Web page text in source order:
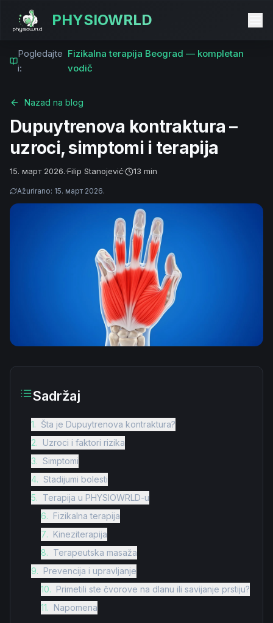
PHYSIOWRLD
Pogledajte
i:
Fizikalna terapija Beograd — kompletan
vodič
Nazad na blog
Dupuytrenova kontraktura –
uzroci, simptomi i terapija
15. март 2026.·Filip Stanojević· 13 min
Ažurirano: 15. март 2026.
Sadržaj
1. Šta je Dupuytrenova kontraktura?
2. Uzroci i faktori rizika
3. Simptomi
4. Stadijumi bolesti
5. Terapija u PHYSIOWRLD-u
6. Fizikalna terapija
7. Kineziterapija
8. Terapeutska masaža
9. Prevencija i upravljanje
10. Primetili ste čvorove na dlanu ili savijanje prstiju?
11. Napomena